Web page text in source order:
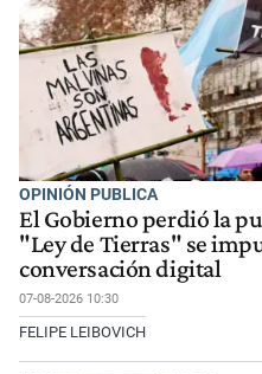
OPINIÓN PUBLICA
El Gobierno perdió la
"Ley de Tierras" se
conversación digital
07-08-2026 10:30
FELIPE LEIBOVICH